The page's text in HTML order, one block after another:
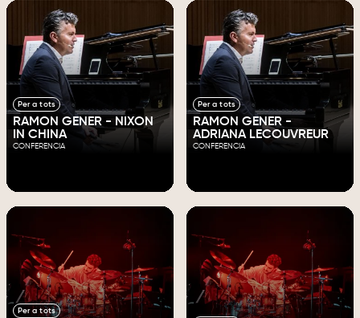
Per a tots
RAMON GENER - NIXON
IN CHINA
CONFERENCIA
Per a tots
RAMON GENER -
ADRIANA LECOUVREUR
CONFERENCIA
Per a tots